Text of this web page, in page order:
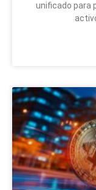
unificado para